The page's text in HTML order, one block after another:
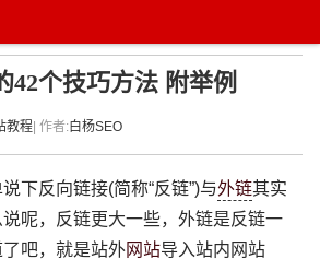
42个技巧方法 附举例
教程 | 作者:白杨SEO
下反向链接(简称“反链”)与外链其实
呢，反链更大一些，外链是反链一
吧，就是站外网站导入站内网站